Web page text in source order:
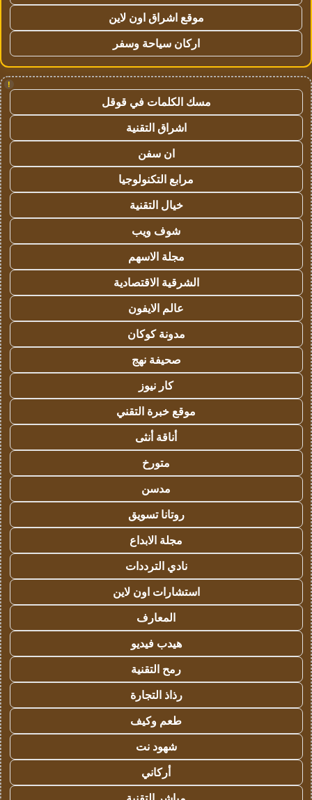
موقع اشراق اون لاين
اركان سياحة وسفر
!
مسك الكلمات في قوقل
اشراق التقنية
ان سفن
مرابع التكنولوجيا
خيال التقنية
شوف ويب
مجلة الاسهم
الشرقية الاقتصادية
عالم الايفون
مدونة كوكان
صحيفة نهج
كار نيوز
موقع خبرة التقني
أناقة أنثى
متورخ
مدسن
روتانا تسويق
مجلة الابداع
نادي الترددات
استشارات اون لاين
المعارف
هيدب فيديو
رمح التقنية
رذاذ التجارة
طعم وكيف
شهود نت
أركاني